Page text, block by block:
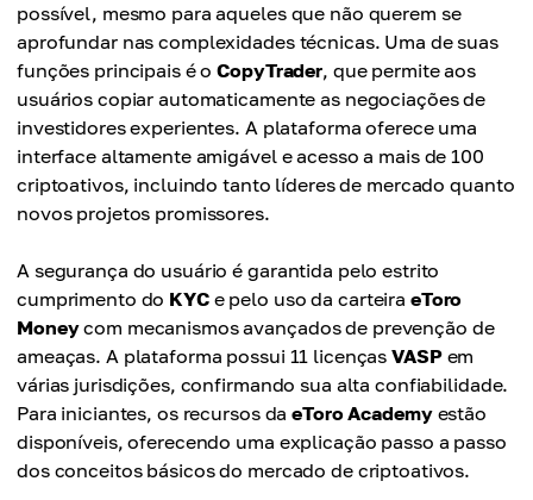
possível, mesmo para aqueles que não querem se
aprofundar nas complexidades técnicas. Uma de suas
funções principais é oCopyTrader, que permite aos
usuários copiar automaticamente as negociações de
investidores experientes. A plataforma oferece uma
interface altamente amigável e acesso a mais de 100
criptoativos, incluindo tanto líderes de mercado quanto
novos projetos promissores.
A segurança do usuário é garantida pelo estrito
cumprimento do KYCe pelo uso da carteira eToro
Moneycom mecanismos avançados de prevenção de
ameaças. A plataforma possui 11 licençasVASPem
várias jurisdições, confirmando sua alta confiabilidade.
Para iniciantes, os recursos daeToro Academyestão
disponíveis, oferecendo uma explicação passo a passo
dos conceitos básicos do mercado de criptoativos.